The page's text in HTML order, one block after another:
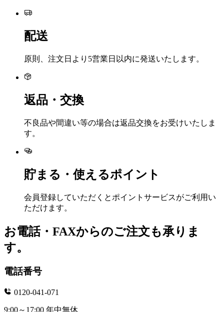
配送
原則、注文日より5営業日以内に発送いたします。
返品・交換
不良品や間違い等の場合は返品交換をお受けいたしま
す。
貯まる・使えるポイント
会員登録していただくとポイントサービスがご利用い
ただけます。
お電話・FAXからのご注文も承りま
す。
電話番号
0120-041-071
9:00～17:00 年中無休